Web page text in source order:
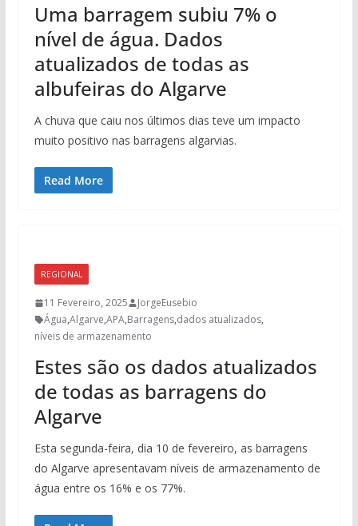
Uma barragem subiu 7% o
nível de água. Dados
atualizados de todas as
albufeiras do Algarve
A chuva que caiu nos últimos dias teve um impacto
muito positivo nas barragens algarvias.
Read More
REGIONAL
11 Fevereiro, 2025
JorgeEusebio
Água,Algarve,APA,Barragens,dados atualizados,
níveis de armazenamento
Estes são os dados atualizados
de todas as barragens do
Algarve
Esta segunda-feira, dia 10 de fevereiro, as barragens
do Algarve apresentavam níveis de armazenamento de
água entre os 16% e os 77%.